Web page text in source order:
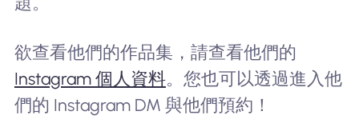
欲查看他們的作品集，請查看他們的
Instagram 個人資料。您也可以透過進入他
們的 Instagram DM 與他們預約！